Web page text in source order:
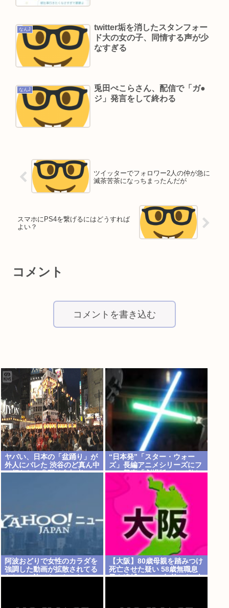
ジャンポケ斎藤、乞食ライバーと化し正式に終わ
る
Powered by livedoor 相互RSS
なんJ
twitter垢を消したスタンフォー
ド大の女の子、同情する声が少
なすぎる
なんJ
兎田ぺこらさん、配信で「ガ●
ジ」発言をして終わる
ツイッターでフォロワー2人の仲が急に
滅茶苦茶になっちまったんだが
スマホにPS4を繋げるにはどうすれば
よい？
コメント
コメントを書き込む
ヤバい、日本の「盆踊り」が
外人にバレた 渋谷のど真ん中
で行われた盆踊り参加者
“日本発”「スター・ウォー
ズ」長編アニメシリーズにフ
ァン興奮「劇場版にして欲し
い」「艦隊戦も派手で面白
阿波おどりで女性のカラダを
強調した動画が拡散されてる
らしい！許せないなこれ
【大阪】80歳母親を踏みつけ
死亡させた疑い 58歳無職息
子を逮捕 13～14年前から2人